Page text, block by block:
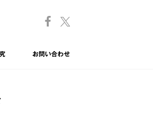
お問い合わせ